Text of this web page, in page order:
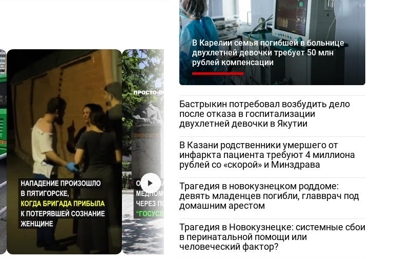
В Карелии семья погибшей в больнице
двухлетней девочки требует 50 млн
рублей компенсации
Бастрыкин потребовал возбудить дело
после отказа в госпитализации
двухлетней девочки в Якутии
В Казани родственники умершего от
инфаркта пациента требуют 4 миллиона
рублей со «скорой» и Минздрава
Трагедия в новокузнецком роддоме:
девять младенцев погибли, главврач под
домашним арестом
Трагедия в Новокузнецке: системные сбои
в перинатальной помощи или
человеческий фактор?